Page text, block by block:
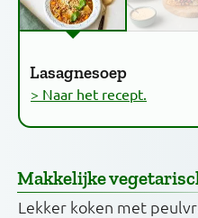
Lasagnesoep
> Naar het recept.
Makkelijke
Lekker koken met